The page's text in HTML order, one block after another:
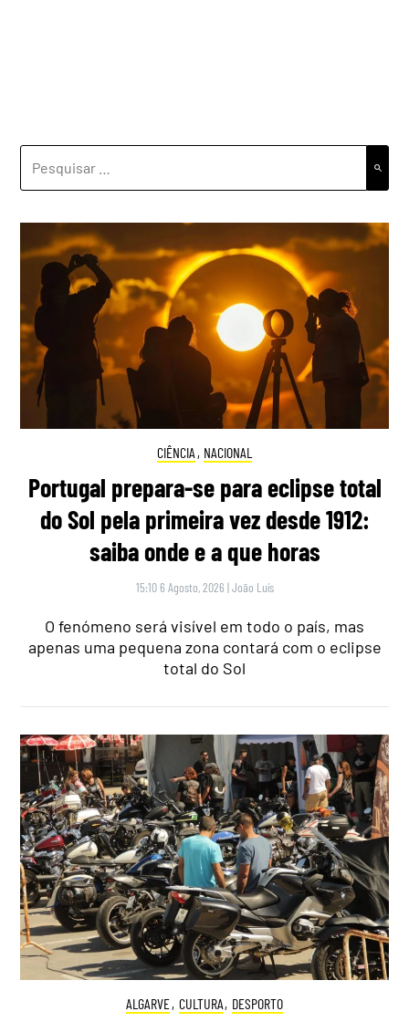
POR:
CIÊNCIA , NACIONAL
Portugal prepara-se para eclipse total
do Sol pela primeira vez desde 1912:
saiba onde e a que horas
15:10 6 Agosto, 2026 |João Luís
O fenómeno será visível em todo o país, mas
apenas uma pequena zona contará com o eclipse
total do Sol
ALGARVE, CULTURA, DESPORTO